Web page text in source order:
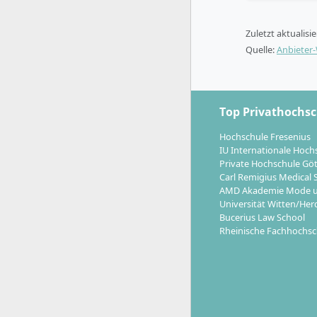
Welche
Das
Zuletzt
Quelle:
Top
Hochschule Fresenius
IU Internationale
Private Hochschule
Carl Remigius Medical
AMD Akademie Mode
Universität Witten/
Bucerius Law School
Rheinische